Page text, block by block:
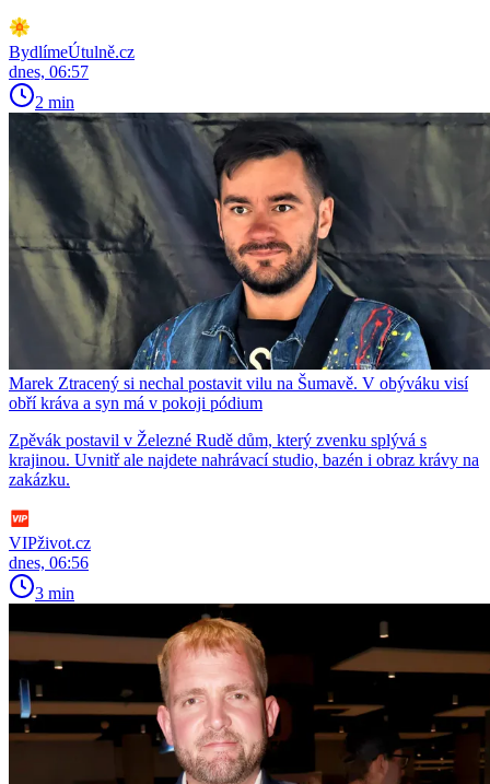
BydlímeÚtulně.cz
dnes, 06:57
2 min
Marek Ztracený si nechal postavit vilu na Šumavě. V obýváku visí
obří kráva a syn má v pokoji pódium
Zpěvák postavil v Železné Rudě dům, který zvenku splývá s
krajinou. Uvnitř ale najdete nahrávací studio, bazén i obraz krávy na
zakázku.
VIPživot.cz
dnes, 06:56
3 min